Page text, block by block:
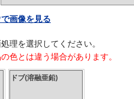
画像を見る
理を選択してください。
色とは違う場合があります。
ドブ(溶融亜鉛)